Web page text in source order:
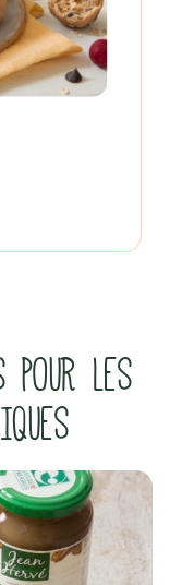
POUR LES